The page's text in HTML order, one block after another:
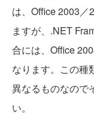
は、Office 2003／
ますが、.NET
合には、Office
なります。この種
異なるものなので
い。